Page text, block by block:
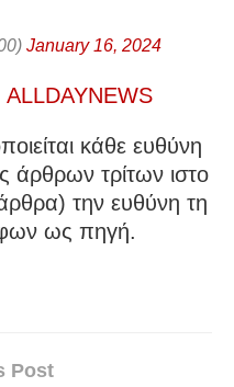
January 16, 2024
κάθε ευθύνη
άρθρων τρίτων ιστο
την ευθύνη τη
ως πηγή.
Post